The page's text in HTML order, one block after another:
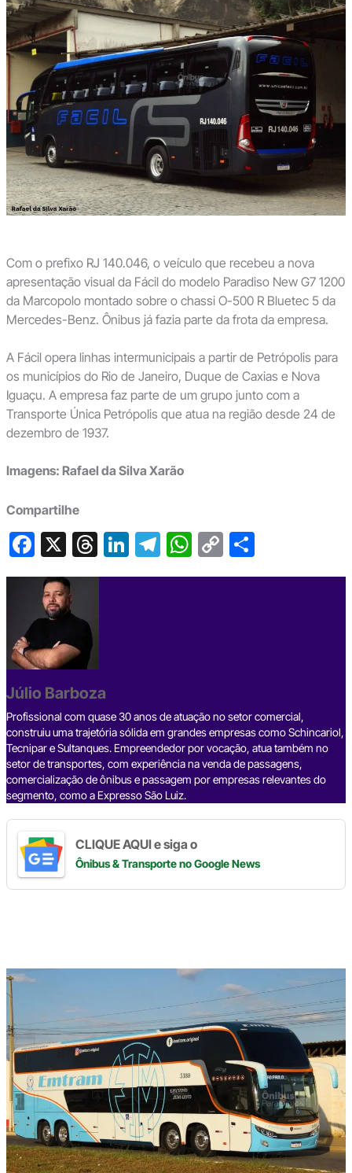
Com o prefixo RJ 140.046, o veículo que recebeu a nova
apresentação visual da Fácil do modelo Paradiso New G7 1200
da Marcopolo montado sobre o chassi O-500 R Bluetec 5 da
Mercedes-Benz. Ônibus já fazia parte da frota da empresa.
A Fácil opera linhas intermunicipais a partir de Petrópolis para
os municípios do Rio de Janeiro, Duque de Caxias e Nova
Iguaçu. A empresa faz parte de um grupo junto com a
Transporte Única Petrópolis que atua na região desde 24 de
dezembro de 1937.
Imagens: Rafael da Silva Xarão
Compartilhe
F
a
c
e
b
o
o
k
X T
hr
s
Li
n
T
el
W
h
C
o
S
h
Júlio Barboza
Profissional com quase 30 anos de atuação no setor comercial,
construiu uma trajetória sólida em grandes empresas como Schincariol,
Tecnipar e Sultanques. Empreendedor por vocação, atua também no
setor de transportes, com experiência na venda de passagens,
comercialização de ônibus e passagem por empresas relevantes do
segmento, como a Expresso São Luiz.
CLIQUE AQUI e siga o
Ônibus & Transporteno Google News
Digite
aqui
o
seu
e-
mail